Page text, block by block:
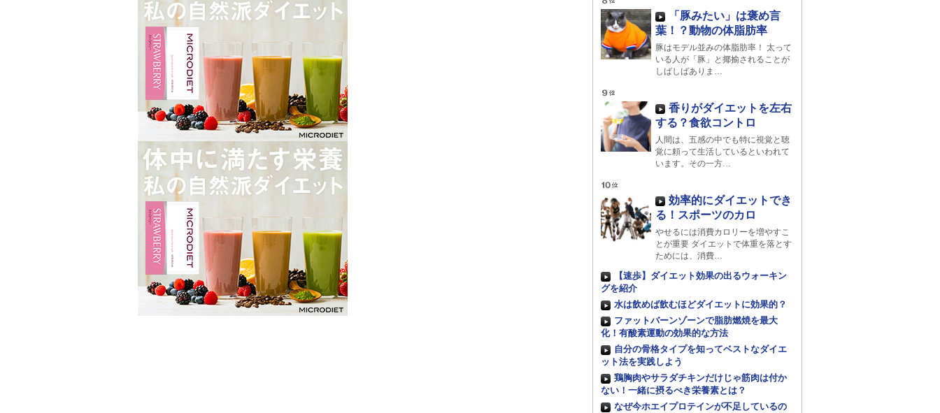
「豚みたい」は褒め言
葉！？動物の体脂肪率
豚はモデル並みの体脂肪率！ 太って
いる人が「豚」と揶揄されることが
しばしばありま…
香りがダイエットを左右
する？食欲コントロ
人間は、五感の中でも特に視覚と聴
覚に頼って生活しているといわれて
います。その一方…
効率的にダイエットでき
る！スポーツのカロ
やせるには消費カロリーを増やすこ
とが重要 ダイエットで体重を落とす
ためには、消費…
【速歩】ダイエット効果の出るウォーキン
グを紹介
水は飲めば飲むほどダイエットに効果的？
ファットバーンゾーンで脂肪燃焼を最大
化！有酸素運動の効果的な方法
自分の骨格タイプを知ってベストなダイエ
ット法を実践しよう
鶏胸肉やサラダチキンだけじゃ筋肉は付か
ない！一緒に摂るべき栄養素とは？
なぜ今ホエイプロテインが不足しているの